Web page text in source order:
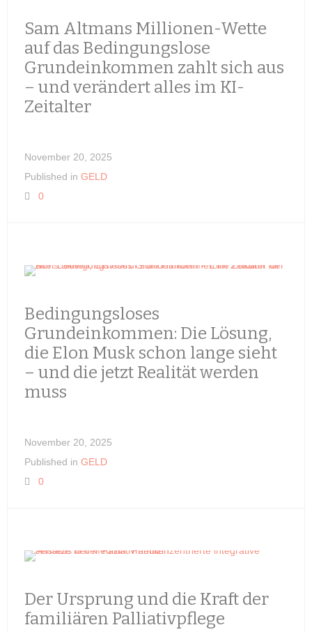
Sam Altmans Millionen-Wette
auf das Bedingungslose
Grundeinkommen zahlt sich aus
– und verändert alles im KI-
Zeitalter
November 20, 2025
Published in GELD
0
Bedingungsloses
Grundeinkommen: Die Lösung,
die Elon Musk schon lange sieht
– und die jetzt Realität werden
muss
November 20, 2025
Published in GELD
0
Der Ursprung und die Kraft der
familiären Palliativpflege